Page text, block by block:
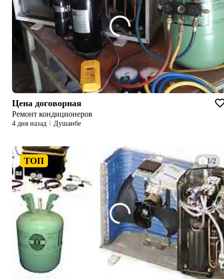
Цена договорная
Ремонт кондиционеров
4 дня назад Душанбе
ТОП 1/2